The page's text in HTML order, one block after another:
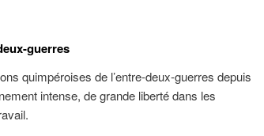
guerres
quimpéroises de l’entre-deux-guerres depuis
intense, de grande liberté dans les